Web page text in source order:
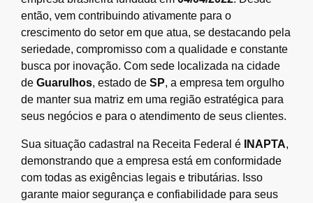
então, vem contribuindo ativamente para o
crescimento do setor em que atua, se destacando pela
seriedade, compromisso com a qualidade e constante
busca por inovação. Com sede localizada na cidade
de Guarulhos, estado de SP, a empresa tem orgulho
de manter sua matriz em uma região estratégica para
seus negócios e para o atendimento de seus clientes.
Sua situação cadastral na Receita Federal é INAPTA,
demonstrando que a empresa está em conformidade
com todas as exigências legais e tributárias. Isso
garante maior segurança e confiabilidade para seus